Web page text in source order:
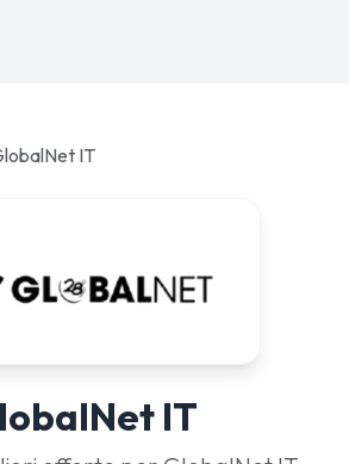
IT
IT